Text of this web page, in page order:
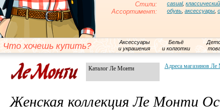
Стили: casual, классический
Ассортимент: обувь аксессуары
Что хочешь купить?
Аксессуары
и украшения
Бельё
и колготки
Каталог Ле Монти Адреса магазинов Ле
Женская коллекция Ле Монти